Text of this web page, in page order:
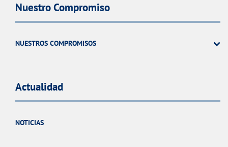
Nuestro Compromiso
NUESTROS COMPROMISOS
Actualidad
NOTICIAS